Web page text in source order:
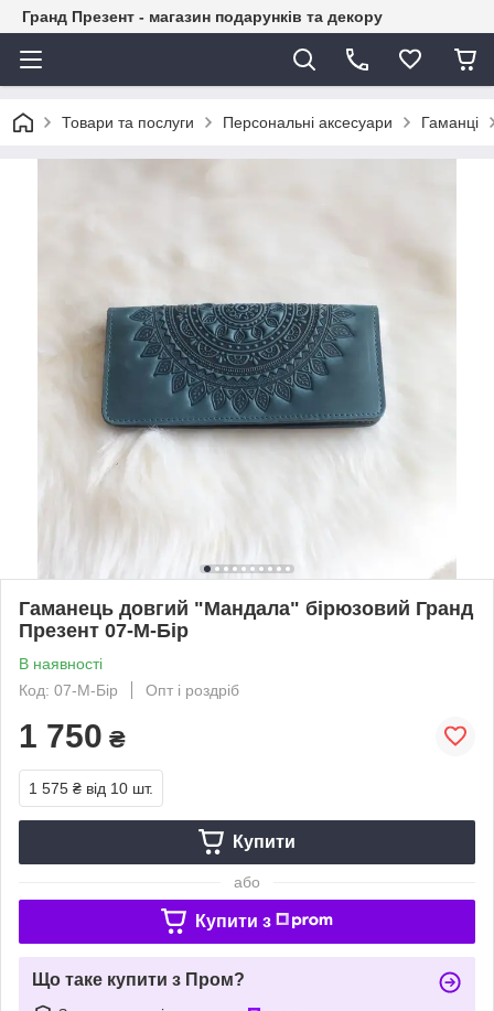
Гранд Презент - магазин подарунків та декору
Товари та послуги Персональні аксесуари Гаманці
Гаманець довгий "Мандала" бірюзовий Гранд
Презент 07-М-Бір
В наявності
Код: 07-М-Бір
Опт і роздріб
1 750 ₴
1 575 ₴ від 10 шт.
Купити
або
Купити з
Що таке купити з Пром?